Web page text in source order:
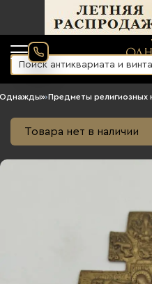
›Предметы религиозных
Товара нет в наличии